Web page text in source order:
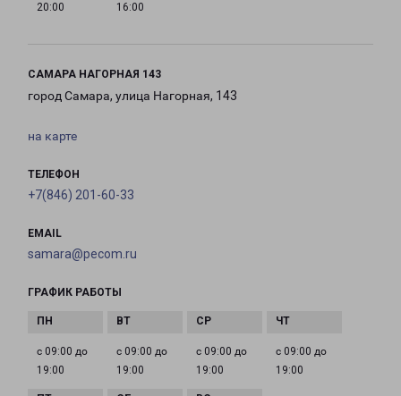
20:00
16:00
САМАРА НАГОРНАЯ 143
город Самара, улица Нагорная, 143
на карте
ТЕЛЕФОН
+7(846) 201-60-33
EMAIL
samara@pecom.ru
ГРАФИК РАБОТЫ
с 09:00 до
19:00
с 09:00 до
19:00
с 09:00 до
19:00
с 09:00 до
19:00